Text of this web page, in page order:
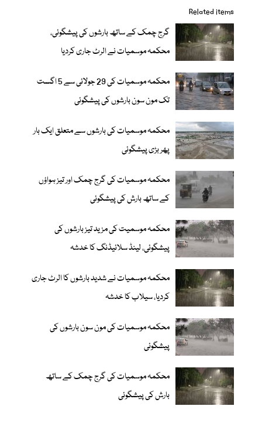
Related items
گرج چمک کے ساتھ بارشوں کی پیشگوئی،
محکمہ موسمیات نے الرٹ جاری کردیا
محکمہ موسمیات کی 29 جولائی سے 5 اگست
تک مون سون بارشوں کی پیشگوئی
محکمہ موسمیات کی بارشوں سے متعلق ایک بار
پھر بڑی پیشگوئی
محکمہ موسمیات کی گرج چمک اور تیز ہواؤں
کے ساتھ بارش کی پیشگوئی
محکمہ موسمیت کی مزید تیز بارشوں کی
پیشگوئی، لینڈ سلائیڈنگ کا خدشہ
محکمہ موسمیات نے شدید بارشوں کا الرٹ جاری
کردیا، سیلاب کا خدشہ
محکمہ موسمیات کی مون سون بارشوں کی
پیشگوئی
محکمہ موسمیات کی گرج چمک کے ساتھ
بارش کی پیشگوئی